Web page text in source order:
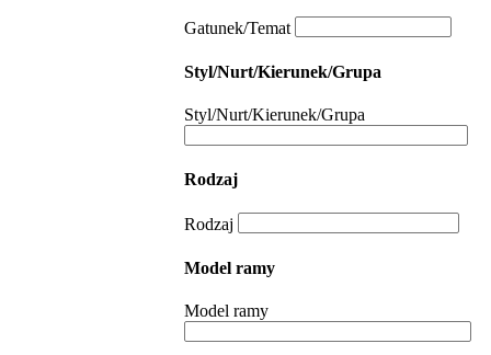
Gatunek/Temat
Styl/Nurt/Kierunek/Grupa
Styl/Nurt/Kierunek/Grupa
Rodzaj
Rodzaj
Model ramy
Model ramy